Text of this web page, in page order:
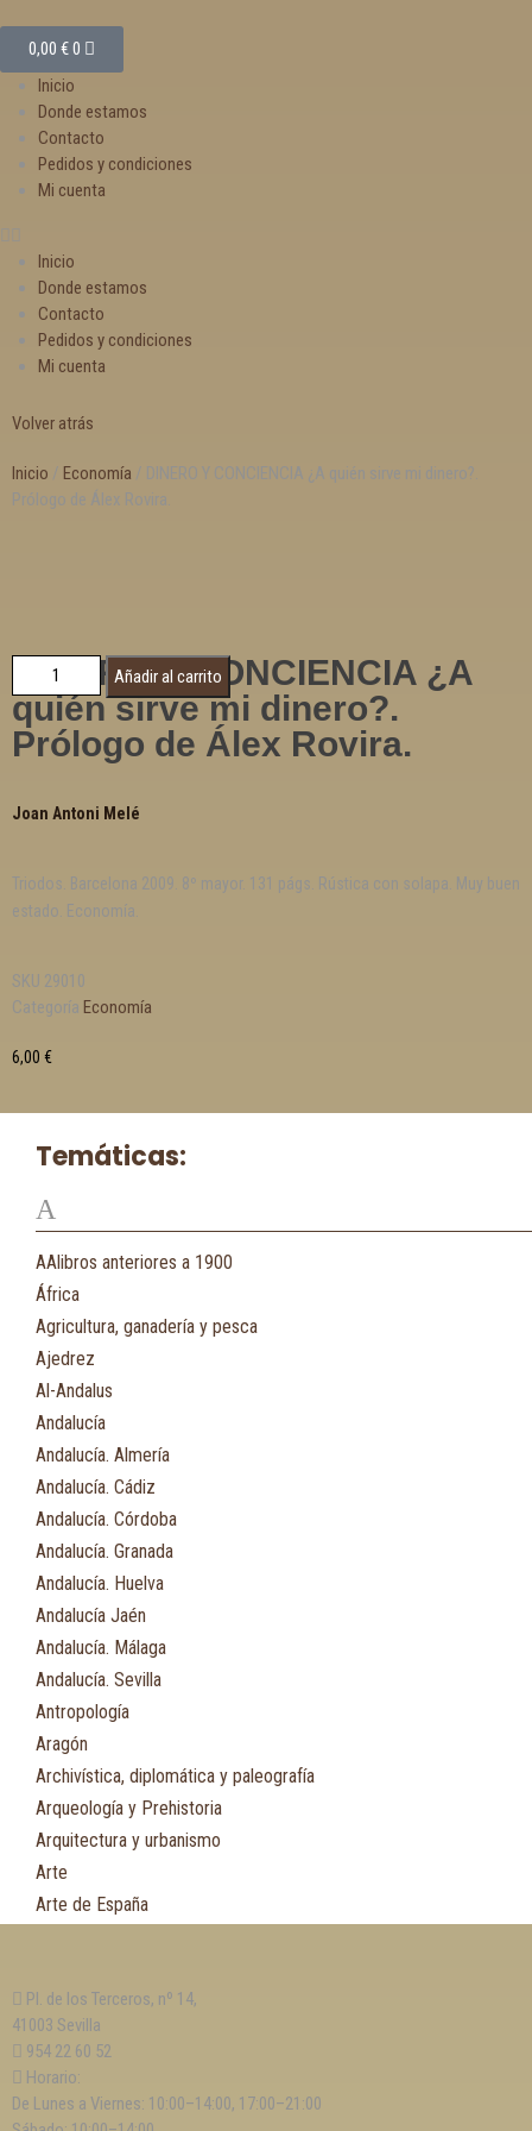
0,00 €0
Inicio
Donde estamos
Contacto
Pedidos y condiciones
Mi cuenta
Inicio
Donde estamos
Contacto
Pedidos y condiciones
Mi cuenta
Temáticas:
A
AAlibros anteriores a 1900
África
Agricultura, ganadería y pesca
Ajedrez
Al-Andalus
Andalucía
Andalucía. Almería
Andalucía. Cádiz
Andalucía. Córdoba
Andalucía. Granada
Andalucía. Huelva
Andalucía Jaén
Andalucía. Málaga
Andalucía. Sevilla
Antropología
Aragón
Archivística, diplomática y paleografía
Arqueología y Prehistoria
Arquitectura y urbanismo
Arte
Arte de España
Asturias
Automovilismo, ciclismo y Motociclismo
Aviación y Aeronáutica
B
Volver atrás
Inicio / Economía / DINERO Y CONCIENCIA ¿A quién sirve mi dinero?.
Prólogo de Álex Rovira.
DINERO Y CONCIENCIA ¿A
quién sirve mi dinero?.
Prólogo de Álex Rovira.
Joan Antoni Melé
Triodos. Barcelona 2009. 8º mayor. 131 págs. Rústica con solapa. Muy buen
estado. Economía.
SKU 29010
Categoría Economía
6,00 €
Añadir al carrito
Pl. de los Terceros, nº 14,
41003 Sevilla
954 22 60 52
Horario:
De Lunes a Viernes: 10:00–14:00, 17:00–21:00